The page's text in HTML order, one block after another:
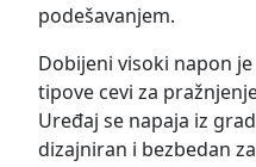
podešavanjem.
Dobijeni visoki napon
tipove cevi za
Uređaj se napaja iz
dizajniran i bezbedan